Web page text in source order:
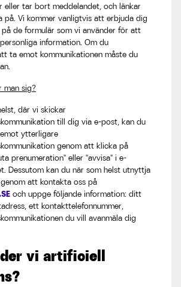
eller tar bort meddelandet, och länkar
på. Vi kommer vanligtvis att erbjuda dig
de formulär som vi använder för att
information. Om du
ta emot kommunikationen måste du
man sig?
där vi skickar
till dig via e-post, kan du
ytterligare
genom att klicka på
prenumeration" eller "avvisa" i e-
Dessutom kan du när som helst utnyttja
att kontakta oss på
och uppge följande information: ditt
ett kontakttelefonnummer,
du vill avanmäla dig
vi artificiell